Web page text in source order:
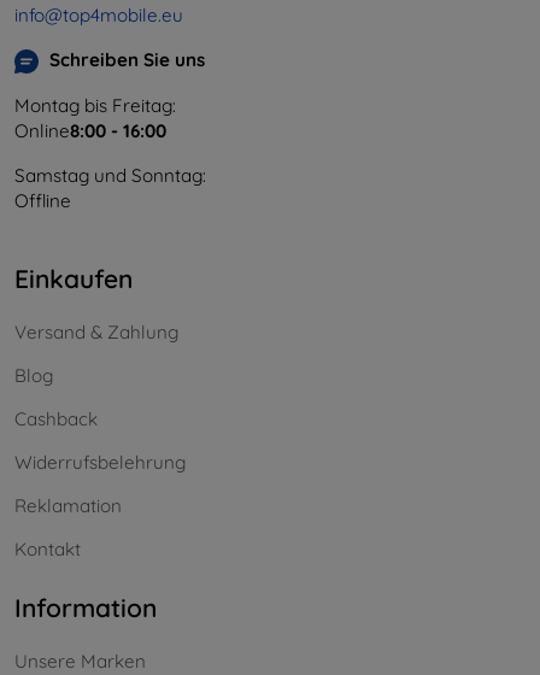
info@top4mobile.eu
Schreiben Sie uns
Montag bis Freitag:
Online8:00 - 16:00
Samstag und Sonntag:
Offline
Einkaufen
Versand & Zahlung
Blog
Cashback
Widerrufsbelehrung
Reklamation
Kontakt
Information
Unsere Marken